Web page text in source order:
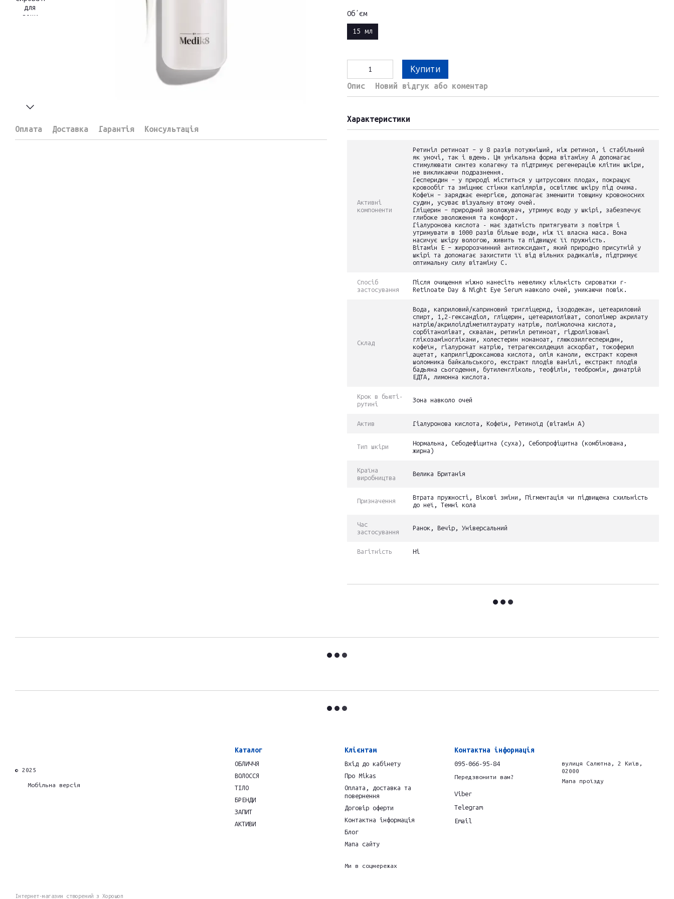
Оплата Доставка Гарантія Консультація
Обʼєм
15 мл
Купити
Опис Новий відгук або коментар
Характеристики
Активні
компоненти
Ретиніл ретиноат – у 8 разів потужніший, ніж ретинол, і стабільний
як уночі, так і вдень. Ця унікальна форма вітаміну А допомагає
стимулювати синтез колагену та підтримує регенерацію клітин шкіри,
не викликаючи подразнення.
Гесперидин – у природі міститься у цитрусових плодах, покращує
кровообіг та зміцнює стінки капілярів, освітлює шкіру під очима.
Кофеїн – заряджає енергією, допомагає зменшити товщину кровоносних
судин, усуває візуальну втому очей.
Гліцерин – природний зволожувач, утримує воду у шкірі, забезпечує
глибоке зволоження та комфорт.
Гіалуронова кислота - має здатність притягувати з повітря і
утримувати в 1000 разів більше води, ніж її власна маса. Вона
насичує шкіру вологою, живить та підвищує її пружність.
Вітамін Е – жиророзчинний антиоксидант, який природно присутній у
шкірі та допомагає захистити її від вільних радикалів, підтримує
оптимальну силу вітаміну С.
Спосіб
застосування
Після очищення ніжно нанесіть невелику кількість сироватки r-
Retinoate Day & Night Eye Serum навколо очей, уникаючи повік.
Склад
Вода, каприловий/каприновий тригліцерид, ізододекан, цетеариловий
спирт, 1,2-гександіол, гліцерин, цетеарилоліват, сополімер акрилату
натрію/акрилоілдіметилтаурату натрію, полімолочна кислота,
сорбітаноліват, сквалан, ретиніл ретиноат, гідролізовані
глікозаміноглікани, холестерин нонаноат, глюкозилгесперидин,
кофеїн, гіалуронат натрію, тетрагексилдецил аскорбат, токоферил
ацетат, каприлгідроксамова кислота, олія каноли, екстракт кореня
шоломника байкальського, екстракт плодів ванілі, екстракт плодів
бадьяна сьогодення, бутиленгліколь, теофілін, теобромін, динатрій
ЕДТА, лимонна кислота.
Крок в бьюті-
рутині
Зона навколо очей
Актив Гіалуронова кислота, Кофеїн, Ретиноїд (вітамін А)
Тип шкіри
Нормальна, Себодефіцитна (суха), Себопрофіцитна (комбінована,
жирна)
Країна
виробництва
Велика Британія
Призначення
Втрата пружності, Вікові зміни, Пігментація чи підвищена схильність
до неї, Темні кола
Час
застосування
Ранок, Вечір, Універсальний
Вагітність Ні
© 2025
Мобільна версія
Інтернет-магазин створений з Хорошоп
Каталог
ОБЛИЧЧЯ
ВОЛОССЯ
ТІЛО
БРЕНДИ
ЗАПИТ
АКТИВИ
Клієнтам
Вхід до кабінету
Про Mikas
Оплата, доставка та
повернення
Договір оферти
Контактна інформація
Блог
Мапа сайту
Ми в соцмережах
Контактна інформація
095-066-95-84
Передзвонити вам?
Viber
Telegram
Email
вулиця Салютна, 2 Київ,
02000
Мапа проїзду